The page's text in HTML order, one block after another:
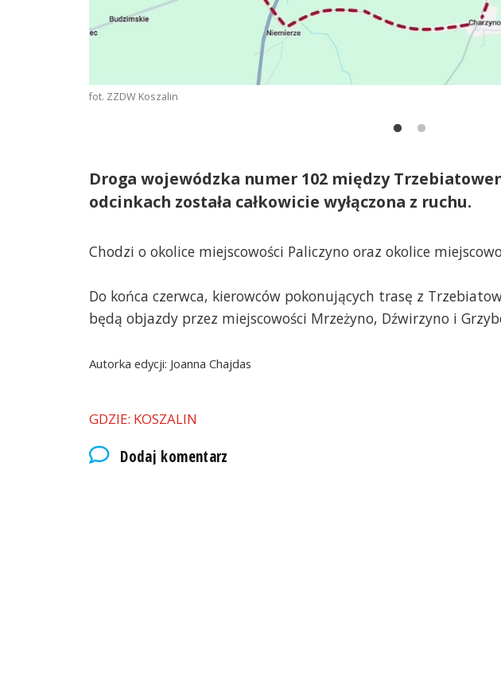
fot. ZZDW Koszalin
Droga wojewódzka numer 102 między
odcinkach została całkowicie wyłączona z ruchu.
Chodzi o okolice miejscowości Paliczyno oraz okolice
Do końca czerwca, kierowców pokonujących trasę z
będą objazdy przez miejscowości Mrzeżyno, Dźwirzyno i
Autorka edycji: Joanna Chajdas
GDZIE: KOSZALIN
Dodaj komentarz